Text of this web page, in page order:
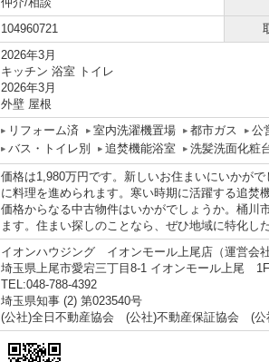
104960721
2026年3月
キッチン 浴室 トイレ
2026年3月
外壁 屋根
リフォーム済 室内洗濯機置場 都市ガス 公
バス・トイレ別
追焚機能浴室 洗髪洗面化粧
価格は1,980万円です。新しいお住まいにいかが
に料理を進められます。寒い時期に活躍する追焚
価格からなる中古物件はいかがでしょうか。桶川
ます。住まい探しのことなら、ぜひ地域に特化し
イオンハウジング イオンモール上尾店（運営会社
埼玉県上尾市愛宕三丁目8-1 イオンモール上尾
TEL:048-788-4392
埼玉県知事 (2) 第023540号
(公社)全日不動産協会 (公社)不動産保証協会 (公